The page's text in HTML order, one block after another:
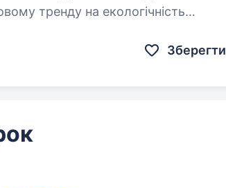
тренду на екологічність
Зберегти